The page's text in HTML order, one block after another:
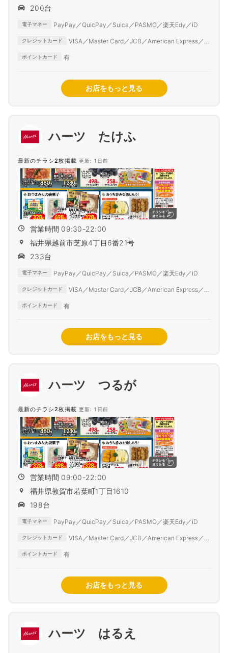
200台
電子マネー PayPay／QuicPay／Suica／PASMO／楽天Edy／iD
クレジットカード
VISA／Master Card／JCB／American Express／
ポイントカード 有
お店をもっと見る
ハーツ たけふ
最新のチラシ2枚掲載 更新: 1日前
営業時間 09:30-22:00
福井県越前市芝原4丁目6番21号
233台
電子マネー PayPay／QuicPay／Suica／PASMO／楽天Edy／iD
クレジットカード
VISA／Master Card／JCB／American Express／
ポイントカード 有
お店をもっと見る
ハーツ つるが
最新のチラシ2枚掲載 更新: 1日前
営業時間 09:00-22:00
福井県敦賀市若葉町1丁目1610
198台
電子マネー PayPay／QuicPay／Suica／PASMO／楽天Edy／iD
クレジットカード
VISA／Master Card／JCB／American Express／
ポイントカード 有
お店をもっと見る
ハーツ はるえ